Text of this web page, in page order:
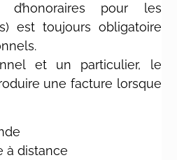
pour les
est toujours obligatoire
et un particulier, le
une facture lorsque
à distance